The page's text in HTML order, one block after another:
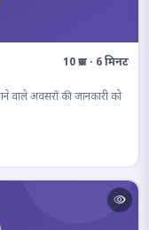
10 प्रश्न · 6 मिनट
वाले अवसरों की जानकारी को